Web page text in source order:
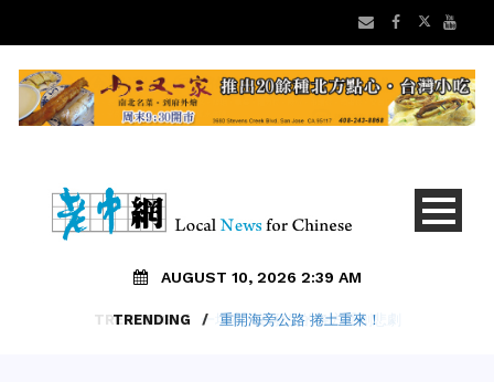
AUGUST 10, 2026 2:39 AM
TRENDING / 重開海旁公路 捲土重來！